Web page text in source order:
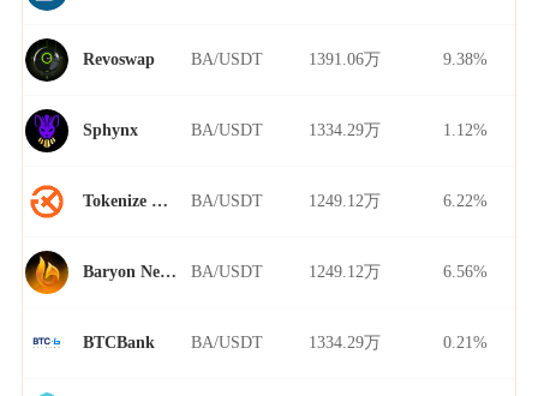
Revoswap BA/USDT 1391.06万 9.38%
Sphynx BA/USDT 1334.29万 1.12%
Tokenize Xchange BA/USDT 1249.12万 6.22%
Baryon Network BA/USDT 1249.12万 6.56%
BTCBank BA/USDT 1334.29万 0.21%